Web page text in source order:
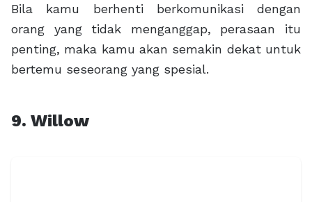
Bila kamu berhenti berkomunikasi dengan
orang yang tidak menganggap, perasaan itu
penting, maka kamu akan semakin dekat untuk
bertemu seseorang yang spesial.
9. Willow